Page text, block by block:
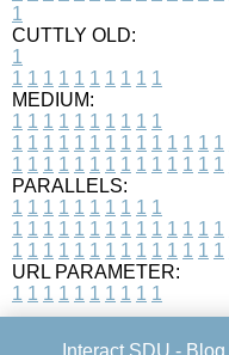
1
CUTTLY OLD:
1
1 1 1 1 1 1 1 1 1 1
MEDIUM:
1 1 1 1 1 1 1 1 1 1
1 1 1 1 1 1 1 1 1 1 1 1 1 1
1 1 1 1 1 1 1 1 1 1 1 1 1 1
PARALLELS:
1 1 1 1 1 1 1 1 1 1
1 1 1 1 1 1 1 1 1 1 1 1 1 1
1 1 1 1 1 1 1 1 1 1 1 1 1 1
URL PARAMETER:
1 1 1 1 1 1 1 1 1 1
Interact SDU - Blog